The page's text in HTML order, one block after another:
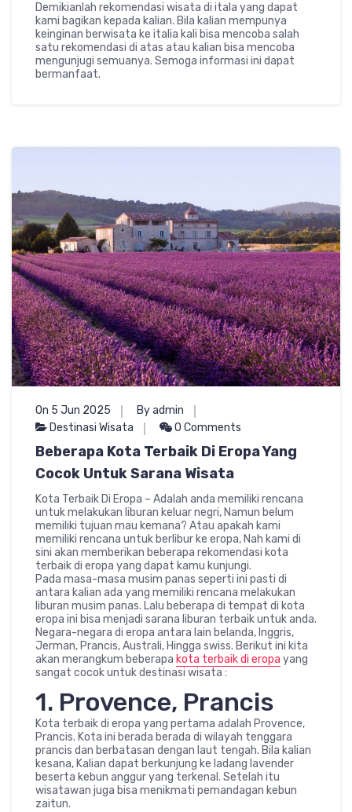
Demikianlah rekomendasi wisata di itala yang dapat
kami bagikan kepada kalian. Bila kalian mempunya
keinginan berwisata ke italia kali bisa mencoba salah
satu rekomendasi di atas atau kalian bisa mencoba
mengunjugi semuanya. Semoga informasi ini dapat
bermanfaat.
On 5 Jun 2025
By admin
Destinasi Wisata
0 Comments
Beberapa Kota Terbaik Di Eropa Yang
Cocok Untuk Sarana Wisata
Kota Terbaik Di Eropa – Adalah anda memiliki rencana
untuk melakukan liburan keluar negri, Namun belum
memiliki tujuan mau kemana? Atau apakah kami
memiliki rencana untuk berlibur ke eropa, Nah kami di
sini akan memberikan beberapa rekomendasi kota
terbaik di eropa yang dapat kamu kunjungi.
Pada masa-masa musim panas seperti ini pasti di
antara kalian ada yang memiliki rencana melakukan
liburan musim panas. Lalu beberapa di tempat di kota
eropa ini bisa menjadi sarana liburan terbaik untuk anda.
Negara-negara di eropa antara lain belanda, Inggris,
Jerman, Prancis, Australi, Hingga swiss. Berikut ini kita
akan merangkum beberapa kota terbaik di eropa yang
sangat cocok untuk destinasi wisata :
1. Provence, Prancis
Kota terbaik di eropa yang pertama adalah Provence,
Prancis. Kota ini berada berada di wilayah tenggara
prancis dan berbatasan dengan laut tengah. Bila kalian
kesana, Kalian dapat berkunjung ke ladang lavender
beserta kebun anggur yang terkenal. Setelah itu
wisatawan juga bisa menikmati pemandagan kebun
zaitun.